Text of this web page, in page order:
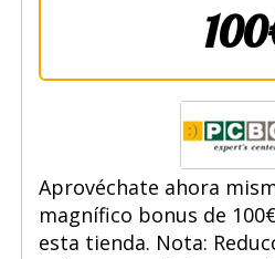
Aprovéchate ahora
magnífico bonus de
esta tienda. Nota: